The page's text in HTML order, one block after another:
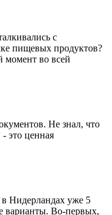
с
пищевых продуктов?
момент во всей
Не знал, что
это ценная
Нидерландах уже 5
варианты. Во-первых,